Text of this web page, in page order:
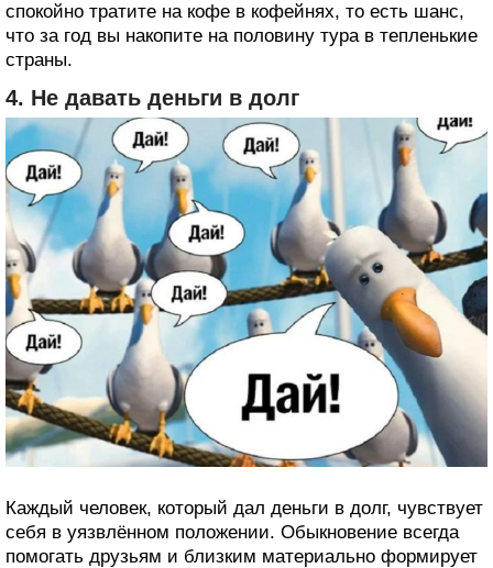
спокойно тратите на кофе в кофейнях, то есть шанс,
что за год вы накопите на половину тура в тепленькие
страны.
4. Не давать деньги в долг
Каждый человек, который дал деньги в долг, чувствует
себя в уязвлённом положении. Обыкновение всегда
помогать друзьям и близким материально формирует